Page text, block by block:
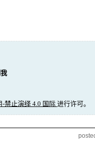
禁止演绎 4.0 国际进行许可。